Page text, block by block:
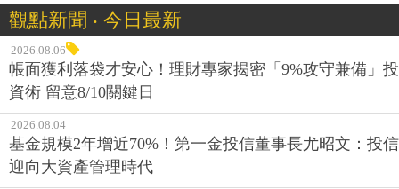
觀點新聞 ‧ 今日最新
2026.08.06
帳面獲利落袋才安心！理財專家揭密「9%攻守兼備」投
資術 留意8/10關鍵日
2026.08.04
基金規模2年增近70%！第一金投信董事長尤昭文：投信
迎向大資產管理時代